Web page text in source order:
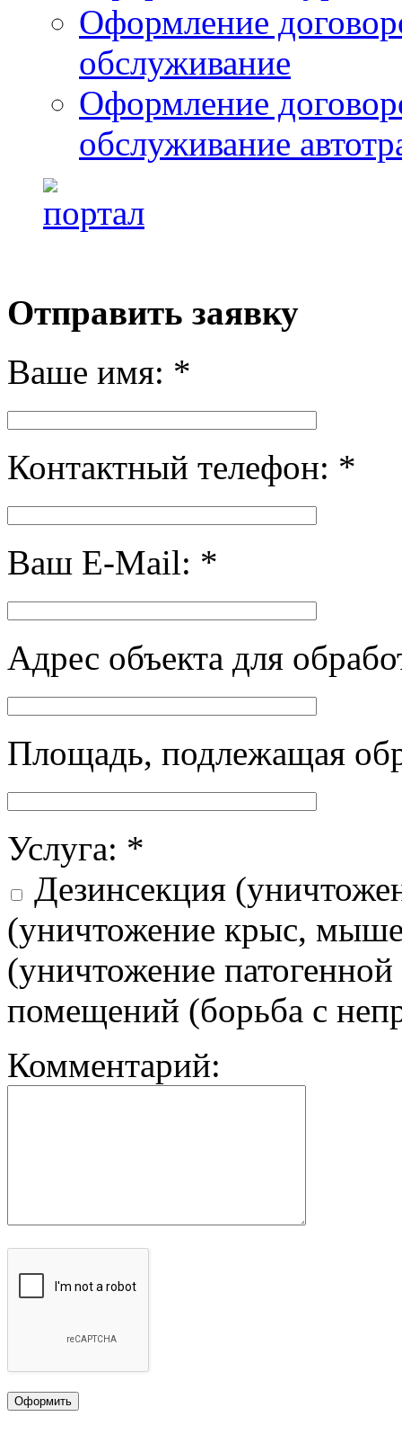
Оформление
обслуживание
Оформление
обслуживание
Отправить заявку
Ваше имя: *
Контактный телефон: *
Ваш E-Mail: *
Адрес объекта для
Площадь, подлежащая
Услуга: *
Дезинсекция
(уничтожение крыс,
(уничтожение
помещений (борьба с
Комментарий: